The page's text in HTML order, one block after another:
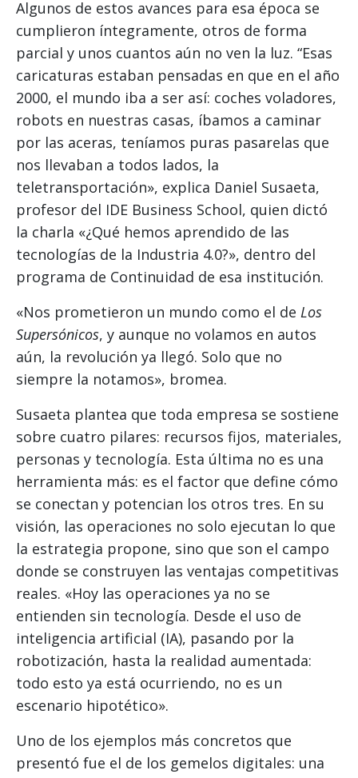
Algunos de estos avances para esa época se
cumplieron íntegramente, otros de forma
parcial y unos cuantos aún no ven la luz. “Esas
caricaturas estaban pensadas en que en el año
2000, el mundo iba a ser así: coches voladores,
robots en nuestras casas, íbamos a caminar
por las aceras, teníamos puras pasarelas que
nos llevaban a todos lados, la
teletransportación», explica Daniel Susaeta,
profesor del IDE Business School, quien dictó
la charla «¿Qué hemos aprendido de las
tecnologías de la Industria 4.0?», dentro del
programa de Continuidad de esa institución.
«Nos prometieron un mundo como el de Los
Supersónicos, y aunque no volamos en autos
aún, la revolución ya llegó. Solo que no
siempre la notamos», bromea.
Susaeta plantea que toda empresa se sostiene
sobre cuatro pilares: recursos fijos, materiales,
personas y tecnología. Esta última no es una
herramienta más: es el factor que define cómo
se conectan y potencian los otros tres. En su
visión, las operaciones no solo ejecutan lo que
la estrategia propone, sino que son el campo
donde se construyen las ventajas competitivas
reales. «Hoy las operaciones ya no se
entienden sin tecnología. Desde el uso de
inteligencia artificial (IA), pasando por la
robotización, hasta la realidad aumentada:
todo esto ya está ocurriendo, no es un
escenario hipotético».
Uno de los ejemplos más concretos que
presentó fue el de los gemelos digitales: una